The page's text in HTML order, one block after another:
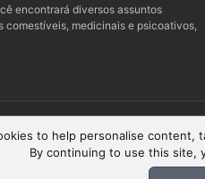
encontrará diversos assuntos
comestíveis, medicinais e psicoativos,
themeby xenfocus
to help personalise content,
By continuing to use this site,